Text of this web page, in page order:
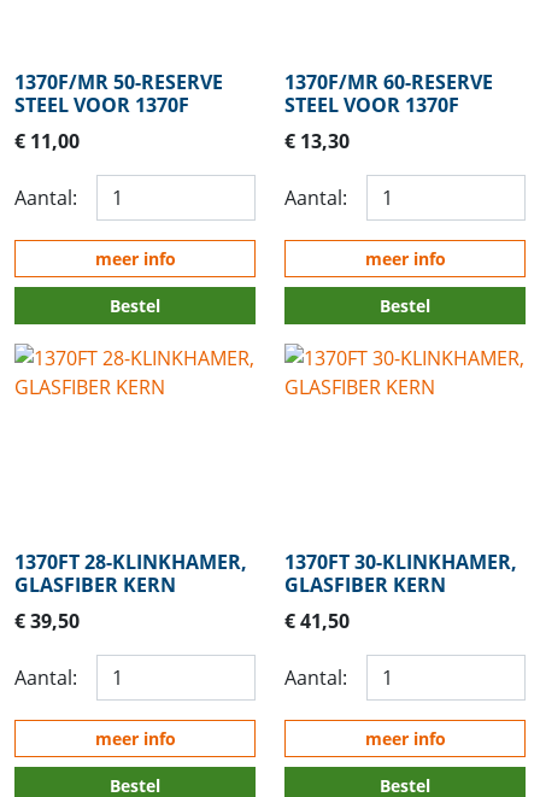
1370F/MR 50-RESERVE
STEEL VOOR 1370F
€ 11,00
Aantal:
meer info
Bestel
1370F/MR 60-RESERVE
STEEL VOOR 1370F
€ 13,30
Aantal:
meer info
Bestel
1370FT 28-KLINKHAMER,
GLASFIBER KERN
€ 39,50
Aantal:
meer info
Bestel
1370FT 30-KLINKHAMER,
GLASFIBER KERN
€ 41,50
Aantal:
meer info
Bestel